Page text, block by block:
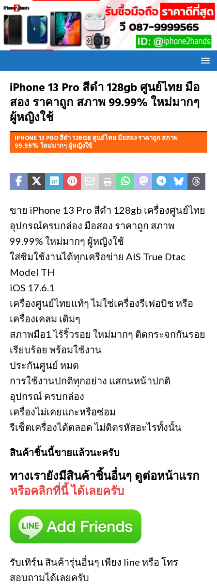
iPhone 13 Pro สีดำ 128gb ศูนย์ไทย มือ
สอง ราคาถูก สภาพ 99.99% ใหม่มากๆ
ผู้หญิงใช้
IPHONE 13 PRO สีดำ 128GB ศูนย์ไทย มือสอง ราคาถูก สภาพ
99.99% ใหม่มากๆ ผู้หญิงใช้
ขาย iPhone 13 Pro สีดำ 128gb เครื่องศูนย์ไทย
อุปกรณ์ครบกล่อง มือสอง ราคาถูก สภาพ
99.99% ใหม่มากๆ ผู้หญิงใช้
ใส่ซิมใช้งานได้ทุกเครือข่าย AIS True Dtac
Model TH
iOS 17.6.1
เครื่องศูนย์ไทยแท้ๆ ไม่ใช่เครื่องรีเฟอบิช หรือ
เครื่องเคลม เดิมๆ
สภาพมือ1 ไร้ริ้วรอย ใหม่มากๆ ติดกระจกกันรอย
เรียบร้อย พร้อมใช้งาน
ประกันศูนย์ หมด
การใช้งานปกติทุกอย่าง แสกนหน้าปกติ
อุปกรณ์ ครบกล่อง
เครื่องไม่เคยแกะหรือซ่อม
รีเซ็ตเครื่องได้ตลอด ไม่ติดรหัสอะไรทั้งนั้น
สินค้าชิ้นนี้ขายแล้วนะครับ
ทางเรายังมีสินค้าชิ้นอื่นๆ ดูต่อหน้าแรก
หรือคลิกที่นี้ ได้เลยครับ
รับเทิร์น สินค้ารุ่นอื่นๆ เพียง line หรือ โทร
สอบถามได้เลยครับ